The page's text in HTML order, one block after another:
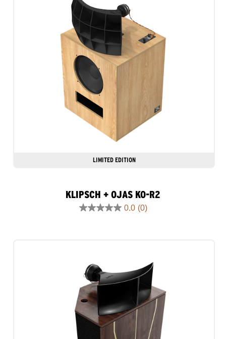
LIMITED EDITION
KLIPSCH + OJAS KO-R2
0.0 (0)
0.0